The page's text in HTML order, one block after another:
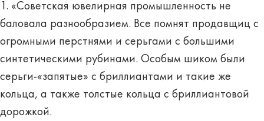
1. «Советская ювелирная промышленность не
баловала разнообразием. Все помнят продавщиц с
огромными перстнями и серьгами с большими
синтетическими рубинами. Особым шиком были
серьги-«запятые» с бриллиантами и такие же
кольца, а также толстые кольца с бриллиантовой
дорожкой.